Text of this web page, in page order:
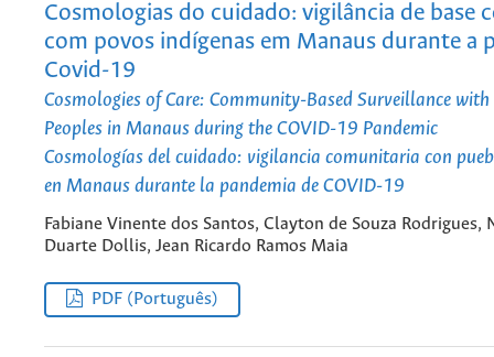
Cosmologias do cuidado: vigilância de base
com povos indígenas em Manaus durante a
Covid-19
Cosmologies of Care: Community-Based Surveillance
Peoples in Manaus during the COVID-19 Pandemic
Cosmologías del cuidado: vigilancia comunitaria con
en Manaus durante la pandemia de COVID-19
Fabiane Vinente dos Santos, Clayton de Souza Rodrigues,
Duarte Dollis, Jean Ricardo Ramos Maia
PDF (Português)